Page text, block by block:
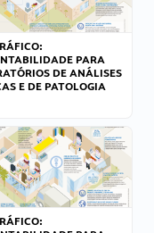
PARA
DE ANÁLISES
E DE PATOLOGIA